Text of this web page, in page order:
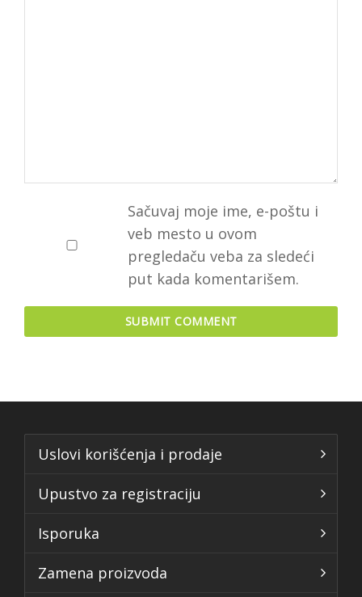
Sačuvaj moje ime, e-poštu i
veb mesto u ovom
pregledaču veba za sledeći
put kada komentarišem.
Uslovi korišćenja i prodaje
Upustvo za registraciju
Isporuka
Zamena proizvoda